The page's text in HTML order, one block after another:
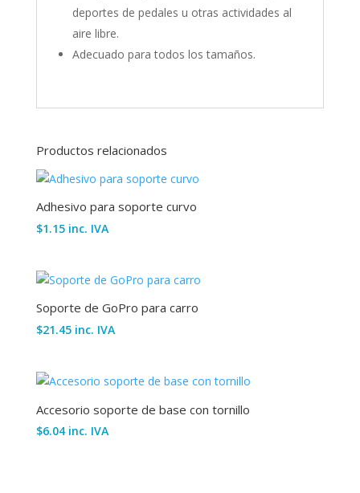
deportes de pedales u otras actividades al
aire libre.
Adecuado para todos los tamaños.
Productos relacionados
Adhesivo para soporte curvo
$1.15 inc. IVA
Soporte de GoPro para carro
$21.45 inc. IVA
Accesorio soporte de base con tornillo
$6.04 inc. IVA